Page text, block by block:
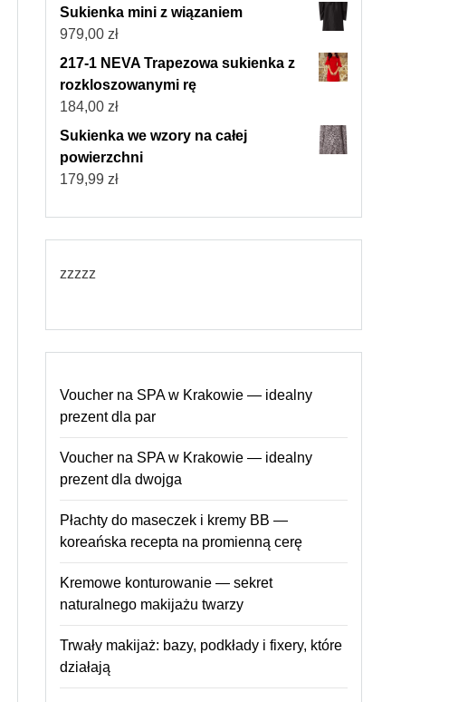
Sukienka mini z wiązaniem
979,00 zł
217-1 NEVA Trapezowa sukienka z
rozkloszowanymi rę
184,00 zł
Sukienka we wzory na całej
powierzchni
179,99 zł
zzzzz
Voucher na SPA w Krakowie — idealny
prezent dla par
Voucher na SPA w Krakowie — idealny
prezent dla dwojga
Płachty do maseczek i kremy BB —
koreańska recepta na promienną cerę
Kremowe konturowanie — sekret
naturalnego makijażu twarzy
Trwały makijaż: bazy, podkłady i fixery, które
działają